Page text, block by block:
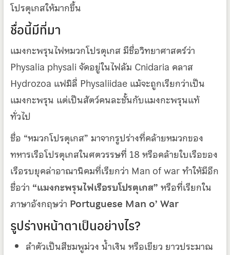
โปรตุเกสให้มากขึ้น
ชื่อนี้มีที่มา
แมงกะพรุนไฟหมวกโปรตุเกส มีชื่อวิทยาศาสตร์ว่า
Physalia physali จัดอยู่ในไฟลัม Cnidaria คลาส
Hydrozoa แฟมิลี่ Physaliidae แม้จะถูกเรียกว่าเป็น
แมงกะพรุน แต่เป็นสัตว์คนละชั้นกับแมงกะพรุนแท้
ทั่วไป
ชื่อ “หมวกโปรตุเกส” มาจากรูปร่างที่คล้ายหมวกของ
ทหารเรือโปรตุเกสในศตวรรษที่ 18 หรือคล้ายใบเรือของ
เรือรบยุคล่าอาณานิคมที่เรียกว่า Man of war ทำให้มีอีก
ชื่อว่า “แมงกะพรุนไฟเรือรบโปรตุเกส” หรือที่เรียกใน
ภาษาอังกฤษว่า Portuguese Man o’ War
รูปร่างหน้าตาเป็นอย่างไร?
ลําตัวเป็นสีชมพูม่วง น้ำเงิน หรือเขียว ยาวประมาณ